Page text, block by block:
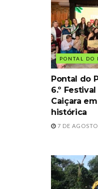
PONTAL DO
Pontal do
6.º
Caiçara
histórica
7 DE